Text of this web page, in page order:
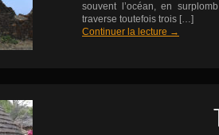
souvent l’océan, en
traverse toutefois trois […]
Continuer la lecture →